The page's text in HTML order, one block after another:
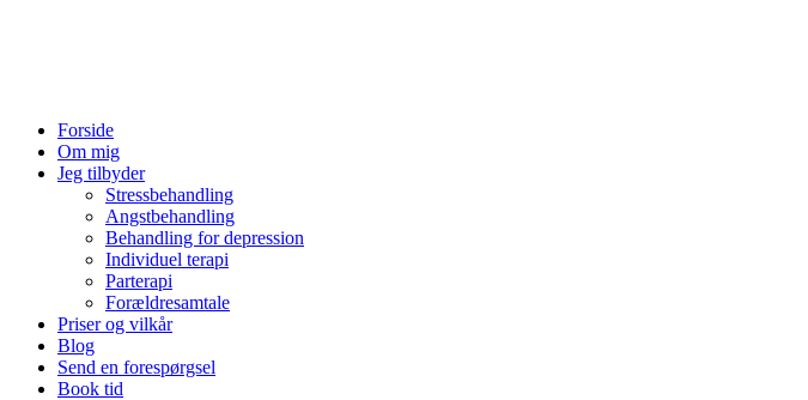
Forside
Om mig
Jeg tilbyder
Stressbehandling
Angstbehandling
Behandling for depression
Individuel terapi
Parterapi
Forældresamtale
Priser og vilkår
Blog
Send en forespørgsel
Book tid